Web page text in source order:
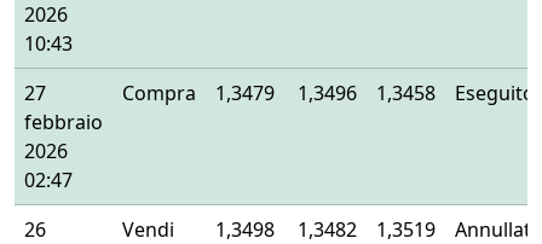
2026
10:43
27
febbraio
2026
02:47
Compra 1,3479 1,3496 1,3458 Eseguito
26
Vendi 1,3498 1,3482 1,3519 Annullato